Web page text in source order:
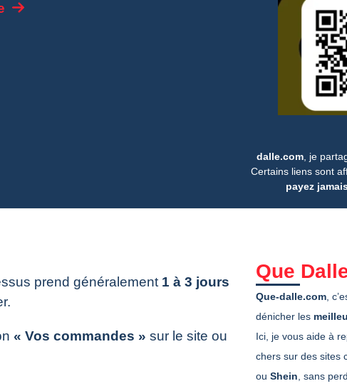
prend généralement 1 à 3 jours
« Vos commandes » sur le site ou
dalle.com , je
Certains liens sont
payez
Que
Que-dalle.com ,
dénicher les
Ici, je vous aide à
chers sur des sites
ouShein , sans